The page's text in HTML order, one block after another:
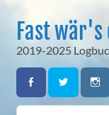
contentFast wär's
2019-2025